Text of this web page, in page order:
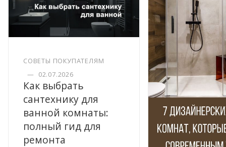
СОВЕТЫ ПОКУПАТЕЛЯМ
— 02.07.2026
Как выбрать
сантехнику для
ванной комнаты:
полный гид для
ремонта